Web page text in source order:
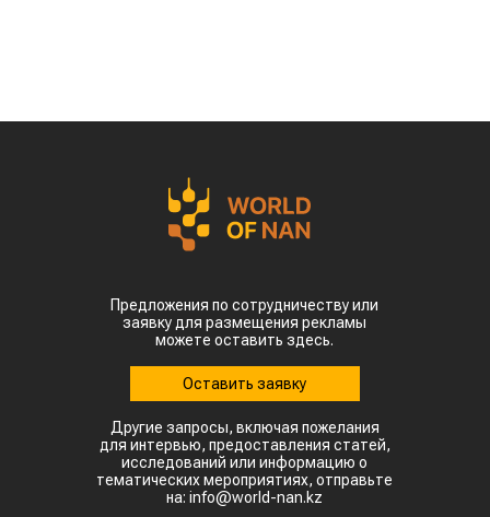
Предложения по сотрудничеству или
заявку для размещения рекламы
можете оставить здесь.
Оставить заявку
Другие запросы, включая пожелания
для интервью, предоставления статей,
исследований или информацию о
тематических мероприятиях, отправьте
на: info@world-nan.kz